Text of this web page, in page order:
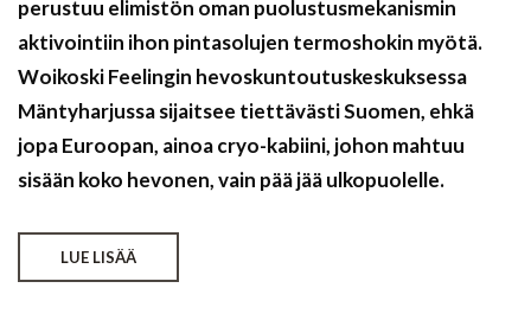
perustuu elimistön oman puolustusmekanismin
aktivointiin ihon pintasolujen termoshokin myötä.
Woikoski Feelingin hevoskuntoutuskeskuksessa
Mäntyharjussa sijaitsee tiettävästi Suomen, ehkä
jopa Euroopan, ainoa cryo-kabiini, johon mahtuu
sisään koko hevonen, vain pää jää ulkopuolelle.
LUE LISÄÄ